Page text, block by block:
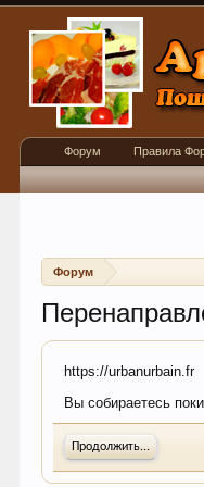
Форум
https://urbanurbain.fr
Вы собираетесь
Продолжить...
Форум Правила